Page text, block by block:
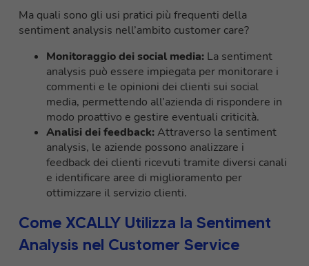
Ma quali sono gli usi pratici più frequenti della
sentiment analysis nell’ambito customer care?
Monitoraggio dei social media: La sentiment
analysis può essere impiegata per monitorare i
commenti e le opinioni dei clienti sui social
media, permettendo all’azienda di rispondere in
modo proattivo e gestire eventuali criticità.
Analisi dei feedback:Attraverso la sentiment
analysis, le aziende possono analizzare i
feedback dei clienti ricevuti tramite diversi canali
e identificare aree di miglioramento per
ottimizzare il servizio clienti.
Come XCALLY Utilizza la Sentiment
Analysis nel Customer Service